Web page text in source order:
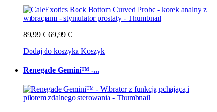
89,99 € 69,99 €
Dodaj do koszyka Koszyk
Renegade Gemini™ -...